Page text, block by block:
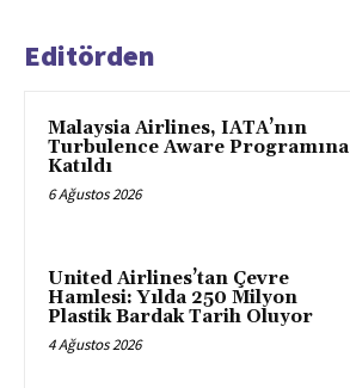
Editörden
Malaysia Airlines, IATA’nın
Turbulence Aware Programına
Katıldı
6 Ağustos 2026
United Airlines’tan Çevre
Hamlesi: Yılda 250 Milyon
Plastik Bardak Tarih Oluyor
4 Ağustos 2026